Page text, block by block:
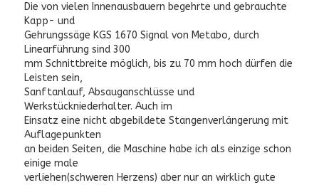
Die von vielen Innenausbauern begehrte und gebrauchte
Kapp- und
Gehrungssäge KGS 1670 Signal von Metabo, durch
Linearführung sind 300
mm Schnittbreite möglich, bis zu 70 mm hoch dürfen die
Leisten sein,
Sanftanlauf, Absauganschlüsse und
Werkstückniederhalter. Auch im
Einsatz eine nicht abgebildete Stangenverlängerung mit
Auflagepunkten
an beiden Seiten, die Maschine habe ich als einzige schon
einige male
verliehen(schweren Herzens) aber nur an wirklich gute